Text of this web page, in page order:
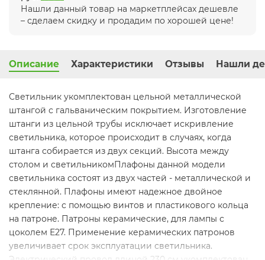
Нашли данный товар на маркетплейсах дешевле
– сделаем скидку и продадим по хорошей цене!
Описание Характеристики Отзывы Нашли
Светильник укомплектован цельной металлической
штангой с гальваническим покрытием. Изготовление
штанги из цельной трубы исключает искривление
светильника, которое происходит в случаях, когда
штанга собирается из двух секций. Высота между
столом и светильникомПлафоны данной модели
светильника состоят из двух частей - металлической и
стеклянной. Плафоны имеют надежное двойное
крепление: с помощью винтов и пластикового кольца
на патроне. Патроны керамические, для лампы с
цоколем Е27. Применение керамических патронов
увеличивает срок эксплуатации светильника.